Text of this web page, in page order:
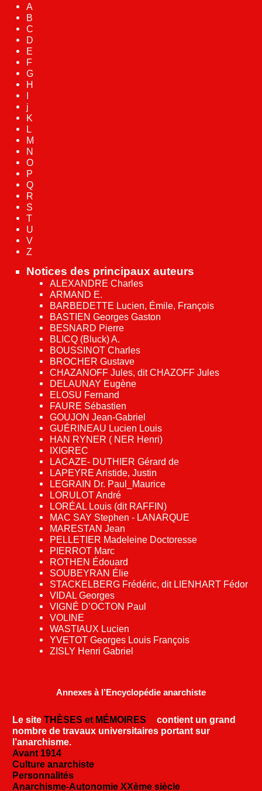
A
B
C
D
E
F
G
H
I
j
K
L
M
N
O
P
Q
R
S
T
U
V
Z
Notices des principaux auteurs
ALEXANDRE Charles
ARMAND E.
BARBEDETTE Lucien, Émile, François
BASTIEN Georges Gaston
BESNARD Pierre
BLICQ (Bluck) A.
BOUSSINOT Charles
BROCHER Gustave
CHAZANOFF Jules, dit CHAZOFF Jules
DELAUNAY Eugène
ELOSU Fernand
FAURE Sébastien
GOUJON Jean-Gabriel
GUÉRINEAU Lucien Louis
HAN RYNER ( NER Henri)
IXIGREC
LACAZE- DUTHIER Gérard de
LAPEYRE Aristide, Justin
LEGRAIN Dr. Paul_Maurice
LORULOT André
LORÉAL Louis (dit RAFFIN)
MAC SAY Stephen - LANARQUE
MARESTAN Jean
PELLETIER Madeleine Doctoresse
PIERROT Marc
ROTHEN Édouard
SOUBEYRAN Élie
STACKELBERG Frédéric, dit LIENHART Fédor
VIDAL Georges
VIGNÉ D’OCTON Paul
VOLINE
WASTIAUX Lucien
YVETOT Georges Louis François
ZISLY Henri Gabriel
Annexes à l’Encyclopédie anarchiste
Le site THÈSES et MÉMOIRES
contient un grand
nombre de travaux universitaires portant sur
l’anarchisme.
Avant 1914
Culture anarchiste
Personnalités
Anarchisme-Autonomie XXème siècle